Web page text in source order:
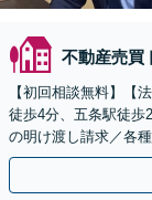
不動産売買
【初回相談無料】【
徒歩4分、五条駅徒歩
の明け渡し請求／各
ルなど幅広く対応【